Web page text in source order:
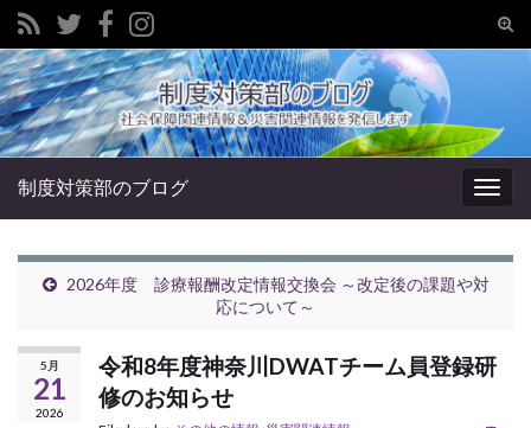
Search for:
制度対策部のブログ
2026年度 診療報酬改定情報交換会 ～改定後の課題や対
応について～
5月
21
2026
令和8年度神奈川DWATチーム員登録研
修のお知らせ